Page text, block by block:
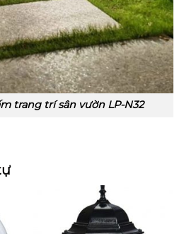
trang trí sân vườn LP-N32